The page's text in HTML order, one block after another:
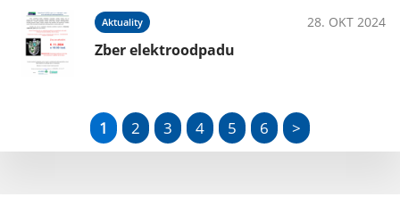
Aktuality 28. OKT 2024
Zber elektroodpadu
1 2 3 4 5 6 >